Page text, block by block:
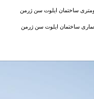
ساختمان ایلوت سن ژرمن
ساختمان ایلوت سن ژرمن